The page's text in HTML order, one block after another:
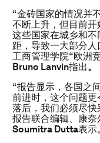
“金砖国家的情况并
不断上升，但目前开
这些国家在城乡和
距，导致一大部分
工商管理学院“欧洲
Bruno Lanvin指出。
“报告显示，各国之
前进时，这个问题
落后，我们必须尽
报告联合编辑、康
Soumitra Dutta表示